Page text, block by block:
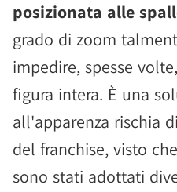
posizionata alle
grado di zoom
impedire, spesse
figura intera. È una
all'apparenza rischia
del franchise, visto
sono stati adottati